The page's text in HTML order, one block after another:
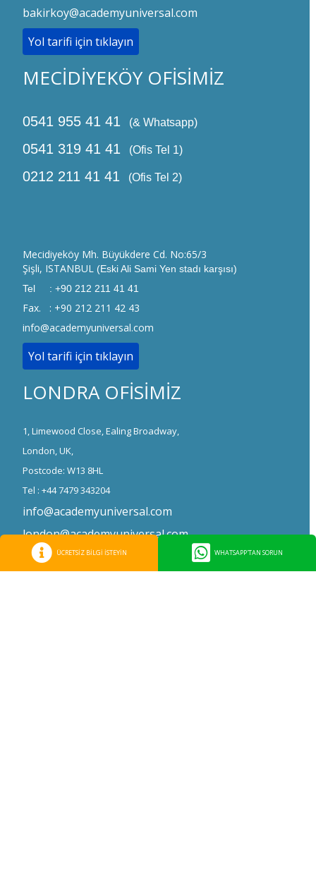
ÜCRETSİZ BİLGİ İSTEYİN WHATSAPP'TAN SORUN
bakirkoy@academyuniversal.com
Yol tarifi için tıklayın
MECİDİYEKÖY OFİSİMİZ
0541 955 41 41 (& Whatsapp)
0541 319 41 41 (Ofis Tel 1)
0212 211 41 41 (Ofis Tel 2)
Mecidiyeköy Mh. Büyükdere Cd. No:65/3
Şişli, ISTANBUL
(Eski Ali Sami Yen stadı karşısı)
Tel : +90 212 211 41 41
Fax. : +90 212 211 42 43
info@academyuniversal.com
Yol tarifi için tıklayın
LONDRA OFİSİMİZ
1, Limewood Close, Ealing Broadway,
London, UK,
Postcode: W13 8HL
Tel : +44 7479 343204
info@academyuniversal.com
london@academyuniversal.com